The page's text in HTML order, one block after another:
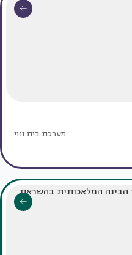
מערכת בית ונוי